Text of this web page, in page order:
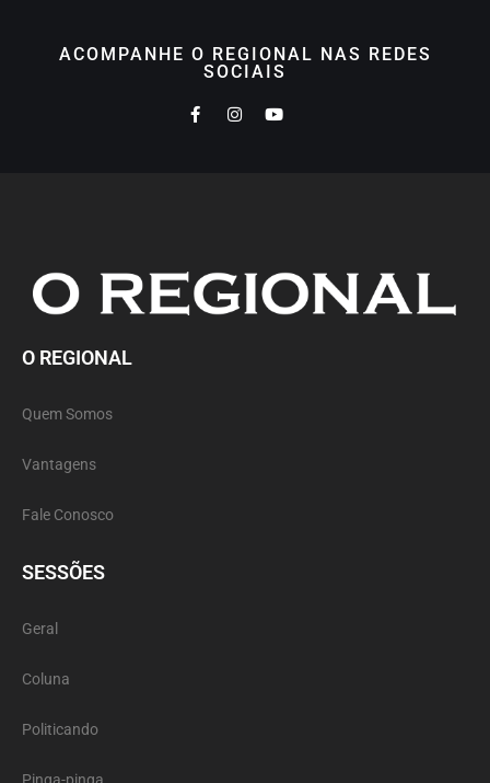
ACOMPANHE O REGIONAL NAS REDES
SOCIAIS
O REGIONAL
Quem Somos
Vantagens
Fale Conosco
SESSÕES
Geral
Coluna
Politicando